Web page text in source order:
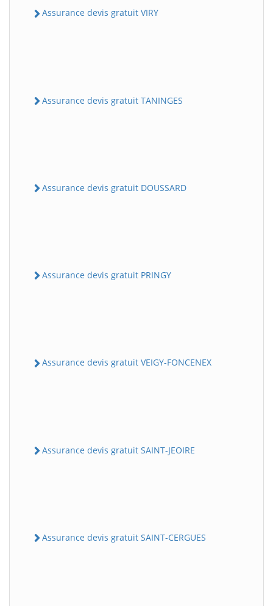
Assurance devis gratuit VIRY
Assurance devis gratuit TANINGES
Assurance devis gratuit DOUSSARD
Assurance devis gratuit PRINGY
Assurance devis gratuit VEIGY-FONCENEX
Assurance devis gratuit SAINT-JEOIRE
Assurance devis gratuit SAINT-CERGUES